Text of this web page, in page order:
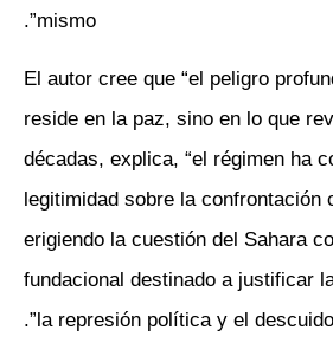
mismo”.
El autor cree que “el peligro
reside en la paz, sino en lo que
décadas, explica, “el régimen ha
legitimidad sobre la confrontación
erigiendo la cuestión del Sahara
fundacional destinado a justificar
la represión política y el descuido